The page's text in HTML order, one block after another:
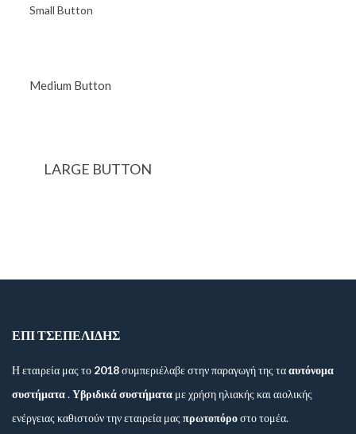
Small Button
Medium Button
LARGE BUTTON
ΕΠΙ ΤΣΕΠΕΛΙΔΗΣ
Η εταιρεία μας το 2018συμπεριέλαβε στην παραγωγή της τααυτόνομα
συστήματα.Υβριδικά συστήματα με χρήση ηλιακής και αιολικής
ενέργειας καθιστούν την εταιρεία μας πρωτοπόροστο τομέα.